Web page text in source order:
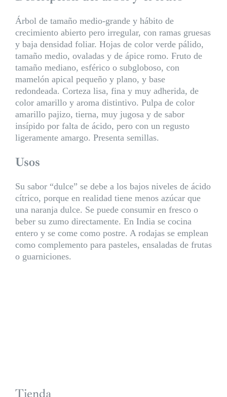
Árbol de tamaño medio-grande y hábito de
crecimiento abierto pero irregular, con ramas gruesas
y baja densidad foliar. Hojas de color verde pálido,
tamaño medio, ovaladas y de ápice romo. Fruto de
tamaño mediano, esférico o subgloboso, con
mamelón apical pequeño y plano, y base
redondeada. Corteza lisa, fina y muy adherida, de
color amarillo y aroma distintivo. Pulpa de color
amarillo pajizo, tierna, muy jugosa y de sabor
insípido por falta de ácido, pero con un regusto
ligeramente amargo. Presenta semillas.
Usos
Su sabor “dulce” se debe a los bajos niveles de ácido
cítrico, porque en realidad tiene menos azúcar que
una naranja dulce. Se puede consumir en fresco o
beber su zumo directamente. En India se cocina
entero y se come como postre. A rodajas se emplean
como complemento para pasteles, ensaladas de frutas
o guarniciones.
Tienda